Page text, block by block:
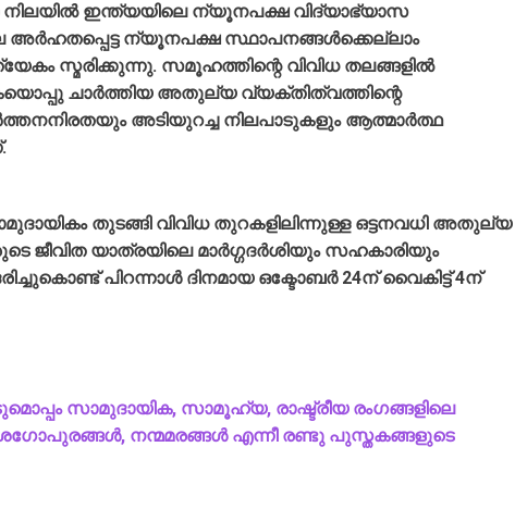
നിലയില്‍ ഇന്ത്യയിലെ ന്യൂനപക്ഷ വിദ്യാഭ്യാസ
ന്യൂനപക്ഷ സ്ഥാപനങ്ങള്‍ക്കെല്ലാം
സ്മരിക്കുന്നു. സമൂഹത്തിന്റെ വിവിധ തലങ്ങളില്‍
ചാര്‍ത്തിയ അതുല്യ വ്യക്തിത്വത്തിന്റെ
അടിയുറച്ച നിലപാടുകളും ആത്മാര്‍ത്ഥ
തുടങ്ങി വിവിധ തുറകളിലിന്നുള്ള ഒട്ടനവധി അതുല്യ
യാത്രയിലെ മാര്‍ഗ്ഗദര്‍ശിയും സഹകാരിയും
പിറന്നാള്‍ ദിനമായ ഒക്ടോബര്‍ 24ന് വൈകിട്ട് 4ന്
സാമുദായിക, സാമൂഹ്യ, രാഷ്ട്രീയ രംഗങ്ങളിലെ
നന്മമരങ്ങള്‍ എന്നീ രണ്ടു പുസ്തകങ്ങളുടെ